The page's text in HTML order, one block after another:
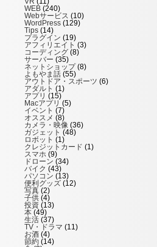
WEB (240)
Webサービス (10)
WordPress (129)
Tips (14)
プラグイン (19)
アフィリエイト (3)
コーディング (8)
サーバー (35)
ネットショップ(8)
よもやま話 (55)
アウトドア・スポーツ (6)
アダルト (1)
アプリ (15)
Macアプリ (5)
イベント (7)
オススメ (8)
カメラ・映像 (36)
ガジェット (48)
ロボット (1)
クレジットカード (1)
スマホ (9)
ドローン (34)
バイク (43)
パソコン (13)
便利グッズ (12)
写真 (2)
子供 (4)
投資 (13)
本 (49)
生活 (37)
TV・ドラマ (11)
お酒 (4)
節約 (14)